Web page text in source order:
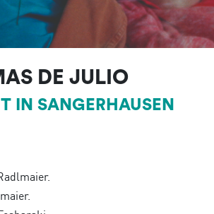
DE JULIO
IN SANGERHAUSEN